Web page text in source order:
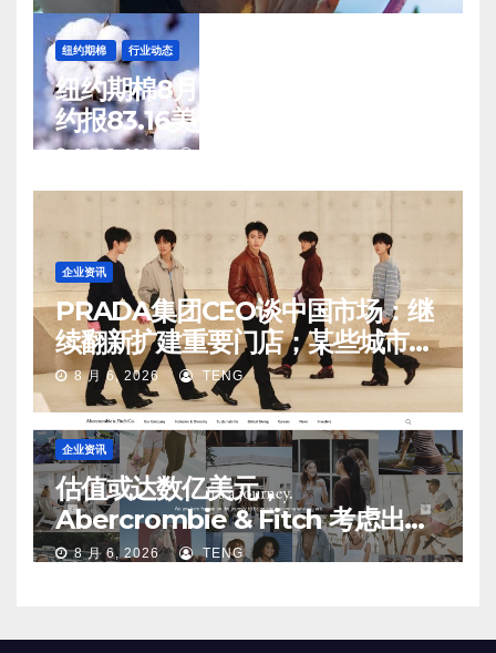
纽约期棉 行业动态
纽约期棉8月6日(周四)收涨12月合
约报83.16美分/磅
8 月 7, 2026 TENG
企业资讯
PRADA集团CEO谈中国市场：继
续翻新扩建重要门店；某些城市的
第二、第三店不再有价值
8 月 6, 2026 TENG
企业资讯
估值或达数亿美元，
Abercrombie & Fitch 考虑出售
中国业务部分股权
8 月 6, 2026 TENG